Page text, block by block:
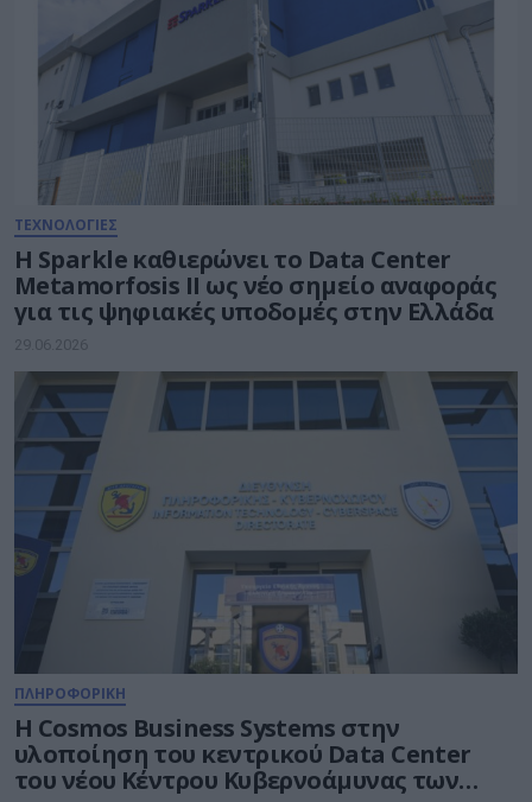
ΤΕΧΝΟΛΟΓΙΕΣ
Η Sparkle καθιερώνει το Data Center
Metamorfosis II ως νέο σημείο αναφοράς
για τις ψηφιακές υποδομές στην Ελλάδα
29.06.2026
ΠΛΗΡΟΦΟΡΙΚΗ
Η Cosmos Business Systems στην
υλοποίηση του κεντρικού Data Center
του νέου Κέντρου Κυβερνοάμυνας των